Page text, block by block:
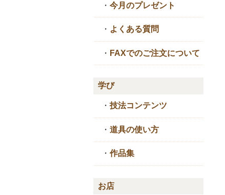
・ 今月のプレゼント
・ よくある質問
・ FAXでのご注文について
学び
・ 技法コンテンツ
・ 道具の使い方
・ 作品集
お店